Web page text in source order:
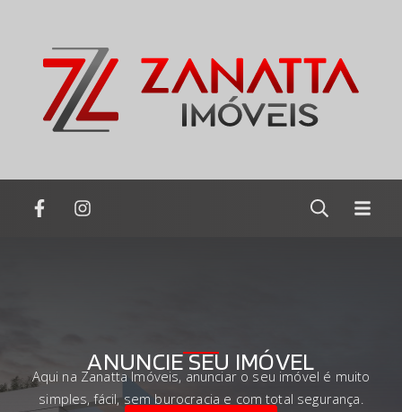
ANUNCIE SEU IMÓVEL
Aqui na Zanatta Imóveis, anunciar o seu imóvel é muito
simples, fácil, sem burocracia e com total segurança.